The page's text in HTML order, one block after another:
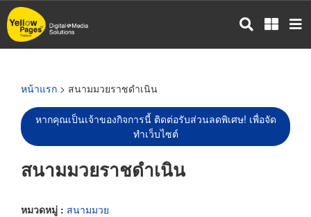
ข้าม
ไป
หน้าแรก > สนามมวยราชดำเนิน
หากคุณเป็นเจ้าของกิจการนี้ ติดต่อรับส่วนลดพิเศษ! เพื่อจัด
ทำเว็บไซต์
สนามมวยราชดำเนิน
หมวดหมู่ : สนามมวย